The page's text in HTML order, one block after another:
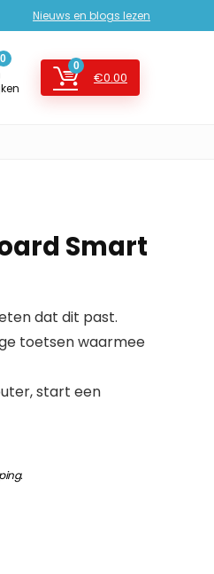
Nieuws en blogs lezen
0
0
€0.00
Smart
dat dit past.
toetsen waarmee
start een
.